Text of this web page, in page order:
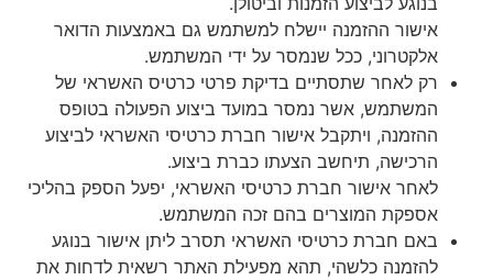
אישור ההזמנה יישלח למשתמש גם באמצעות הדואר
אלקטרוני, ככל שנמסר על ידי המשתמש.
רק לאחר שתסתיים בדיקת פרטי כרטיס האשראי של
המשתמש, אשר נמסר במועד ביצוע הפעולה בטופס
ההזמנה, ויתקבל אישור חברת כרטיסי האשראי לביצוע
הרכישה, תיחשב הצעתו כברת ביצוע.
לאחר אישור חברת כרטיסי האשראי, יפעל הספק בהליכי
אספקת המוצרים בהם זכה המשתמש.
באם חברת כרטיסי האשראי תסרב ליתן אישור בנוגע
להזמנה כלשהי, תהא מפעילת האתר רשאית לדחות את